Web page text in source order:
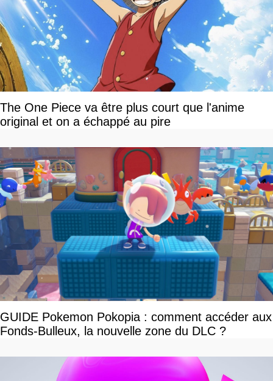
The One Piece va être plus court que l'anime
original et on a échappé au pire
GUIDE Pokemon Pokopia : comment accéder aux
Fonds-Bulleux, la nouvelle zone du DLC ?